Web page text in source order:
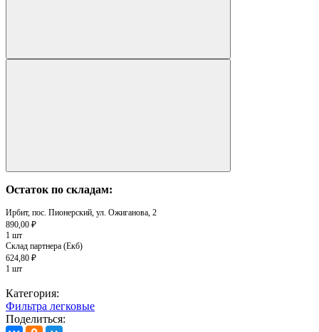
Остаток по складам:
Ирбит, пос. Пионерский, ул. Ожиганова, 2
890,00 ₽
1 шт
Склад партнера (Екб)
624,80 ₽
1 шт
Категория:
Фильтра легковые
Поделиться: